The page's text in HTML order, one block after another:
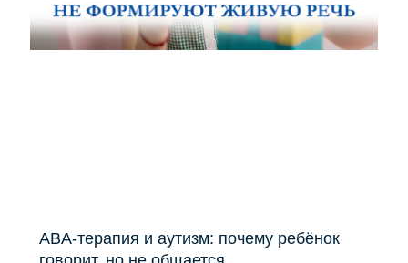
ABA-терапия и аутизм: почему ребёнок